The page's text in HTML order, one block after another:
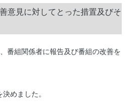
意見に対してとった措置及びそ
番組関係者に報告及び番組の改善を
めました。